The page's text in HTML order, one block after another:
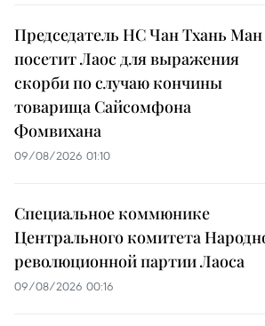
Председатель НС Чан Тхань Ман
посетит Лаос для выражения
скорби по случаю кончины
товарища Сайсомфона
Фомвихана
09/08/2026 01:10
Специальное коммюнике
Центрального комитета
революционной партии Лаоса
09/08/2026 00:16